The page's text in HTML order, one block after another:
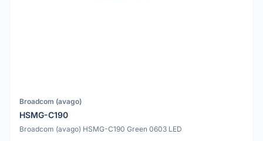
Broadcom (avago)
HSMG-C190
Broadcom (avago) HSMG-C190 Green 0603 LED